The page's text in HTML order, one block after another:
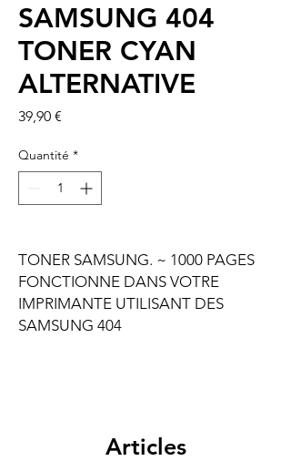
SAMSUNG 404
TONER CYAN
ALTERNATIVE
39,90 €
Quantité *
TONER SAMSUNG. ~ 1000 PAGES
FONCTIONNE DANS VOTRE
IMPRIMANTE UTILISANT DES
SAMSUNG 404
Articles